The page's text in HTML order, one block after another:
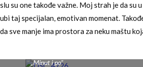
su one takođe važne. Moj strah je da su
taj specijalan, emotivan momenat.
sve manje ima prostora za neku maštu
„Minut i po”